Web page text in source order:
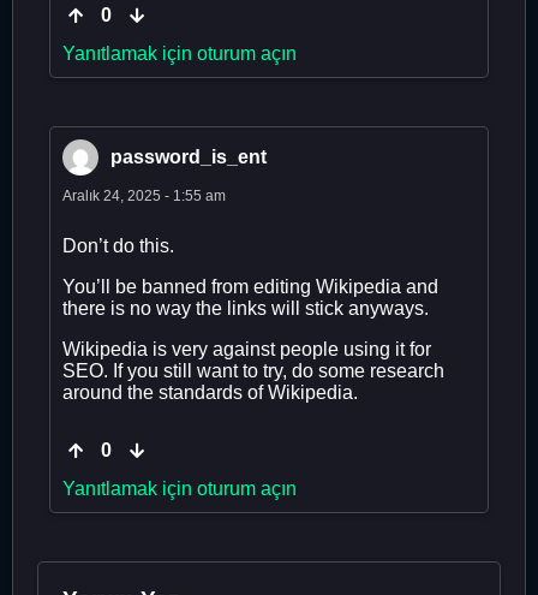
0
Yanıtlamak için oturum açın
password_is_ent
Aralık 24, 2025 - 1:55 am
Don’t do this.
You’ll be banned from editing Wikipedia and
there is no way the links will stick anyways.
Wikipedia is very against people using it for
SEO. If you still want to try, do some research
around the standards of Wikipedia.
0
Yanıtlamak için oturum açın